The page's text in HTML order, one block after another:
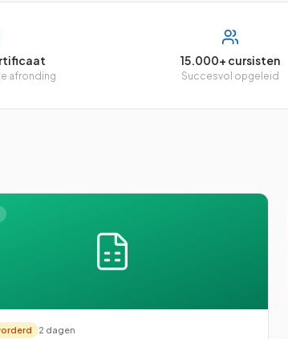
afronding
15.000+ cursisten
Succesvol opgeleid
2 dagen